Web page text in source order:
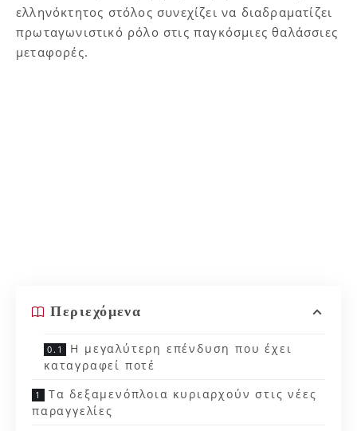
ελληνόκτητος στόλος συνεχίζει να διαδραματίζει
πρωταγωνιστικό ρόλο στις παγκόσμιες θαλάσσιες
μεταφορές.
Περιεχόμενα
Η μεγαλύτερη επένδυση που έχει
καταγραφεί ποτέ
Τα δεξαμενόπλοια κυριαρχούν στις νέες
παραγγελίες